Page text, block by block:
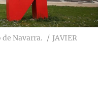
Navarra.
JAVIER